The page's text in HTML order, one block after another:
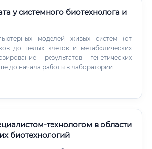
у системного биотехнолога и
моделей живых систем (от
до целых клеток и метаболических
результатов генетических
до начала работы в лаборатории.
технологом в области
биотехнологий